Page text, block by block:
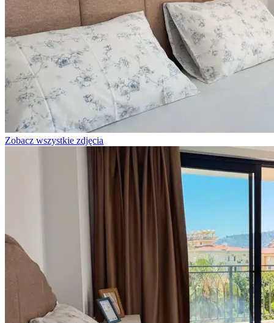
Zobacz wszystkie zdjęcia